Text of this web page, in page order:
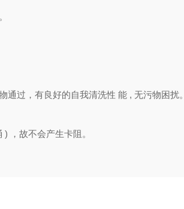
过，有良好的自我清洗性 能 , 无污物困扰。
故不会产生卡阻。